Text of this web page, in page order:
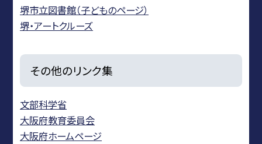
堺市立図書館（子どものページ）
堺・アートクルーズ
その他のリンク集
文部科学省
大阪府教育委員会
大阪府ホームページ